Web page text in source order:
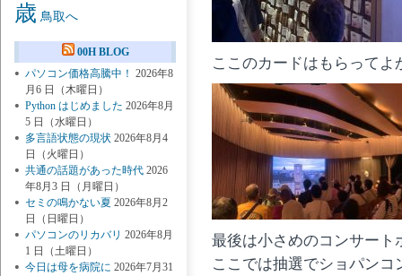
歳 鳥取へ
00H BLOG
パソコン価格高騰中！ 2026年8
月6 日（木曜日）
Python はじめました 2026年8月
5 日（水曜日）
多言語状態の現状 2026年8月4
日（火曜日）
共通の話題があった時代 2026
年8月3 日（月曜日）
セミの鳴かない夏 2026年8月2
日（日曜日）
パソコンのリカバリ 2026年8月
1 日（土曜日）
今日は母を病院に 2026年7月31
ここのカードはもらって
最後は小さめのコンサー
ここでは抽選でショパン